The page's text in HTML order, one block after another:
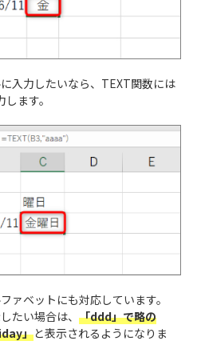
入力したいなら、TEXT関数には
ます。
ァベットにも対応しています。
たい場合は、 「ddd」で略の
」と表示されるようになりま